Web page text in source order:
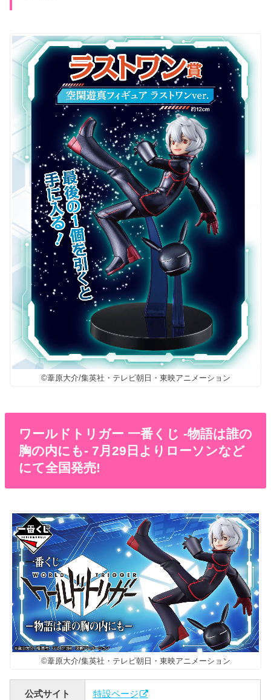
©葦原大介/集英社・テレビ朝日・東映アニメーション
ワールドトリガー 一番くじ -物語は誰の
胸の内にも- 7月29日よりローソンなど
にて全国発売!
©葦原大介/集英社・テレビ朝日・東映アニメーション
公式サイト 特設ページ